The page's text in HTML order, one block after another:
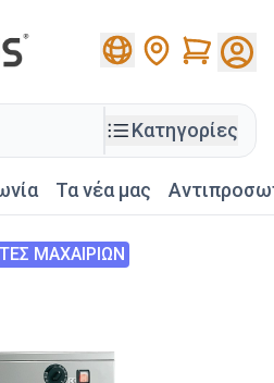
Cart
Κατηγορίες
Τα νέα μας
ΜΑΧΑΙΡΙΩΝ